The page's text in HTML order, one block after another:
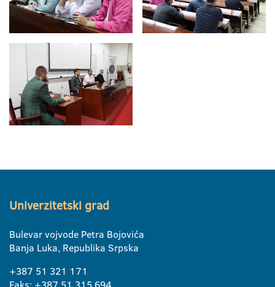
Univerzitetski grad
Bulevar vojvode Petra Bojovića
Banja Luka, Republika Srpska
+387 51 321 171